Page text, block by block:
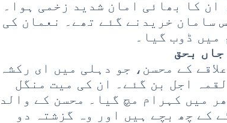
ان کا بھائی امان شدید زخمی ہوا۔
سامان خریدنے گئے تھے۔ نعمان کی
میں ڈوب گیا۔
کے محسن، جو دہلی میں ای رکشہ
اجل بن گئے۔ ان کی میت منگل
میں کہرام مچ گیا۔ محسن کے والد
کے چھ بچے ہیں اور وہ گزشتہ دو